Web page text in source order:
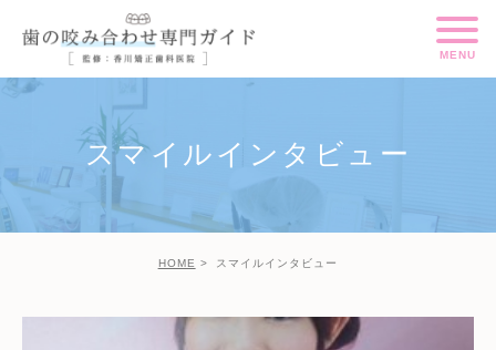
スマイルインタビュー
HOME スマイルインタビュー